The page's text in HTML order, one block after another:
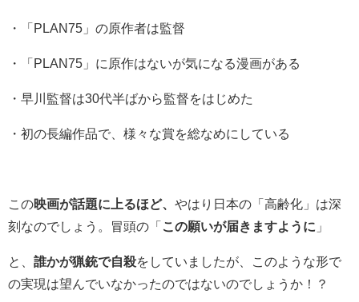
・「PLAN75」の原作者は監督
・「PLAN75」に原作はないが気になる漫画がある
・早川監督は30代半ばから監督をはじめた
・初の長編作品で、様々な賞を総なめにしている
この映画が話題に上るほど、 やはり日本の「高齢化」は深
刻なのでしょう。冒頭の「 この願いが届きますように 」
と、 誰かが猟銃で自殺をしていましたが、このような形で
の実現は望んでいなかったのではないのでしょうか！？